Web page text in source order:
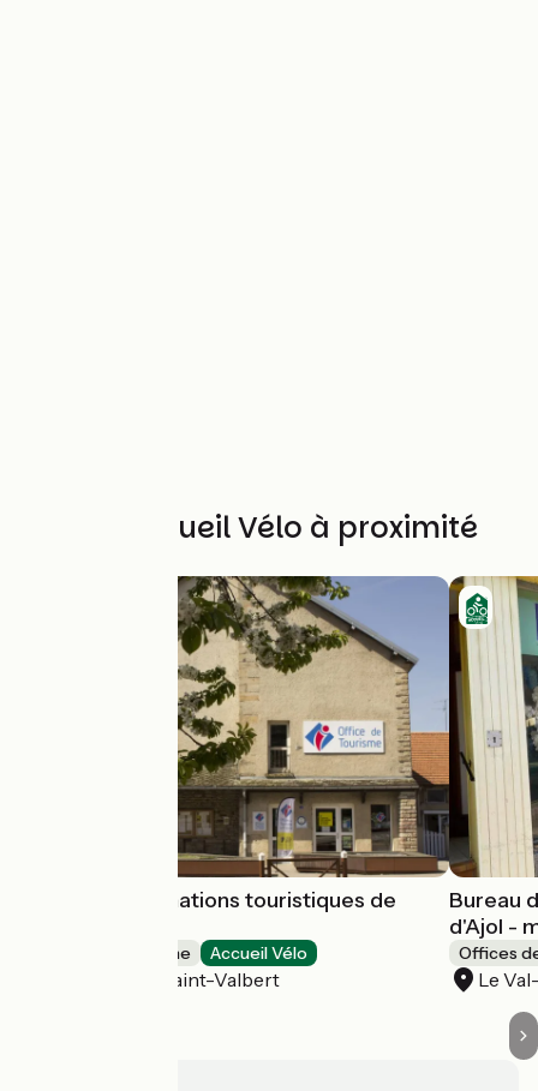
Autres Accueil Vélo à proximité
Bureau d'informations touristiques de
Offices de Tourisme Accueil Vélo
Fougerolles-Saint-Valbert
Bureau
d'Ajol -
Offices
Le